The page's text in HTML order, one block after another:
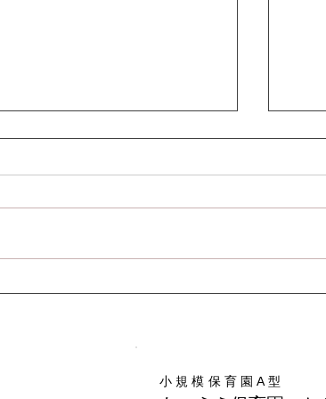
お部屋で遊びました♪
小規模保育園A型